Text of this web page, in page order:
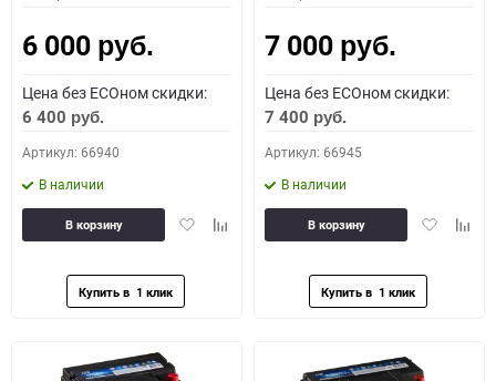
6 000 руб.
Цена без ECOном скидки:
6 400 руб.
Артикул: 66940
В наличии
ДобавитьДобавить
В корзину
7 000 руб.
Цена без ECOном скидки:
7 400 руб.
Артикул: 66945
В наличии
Добавить
В корзину